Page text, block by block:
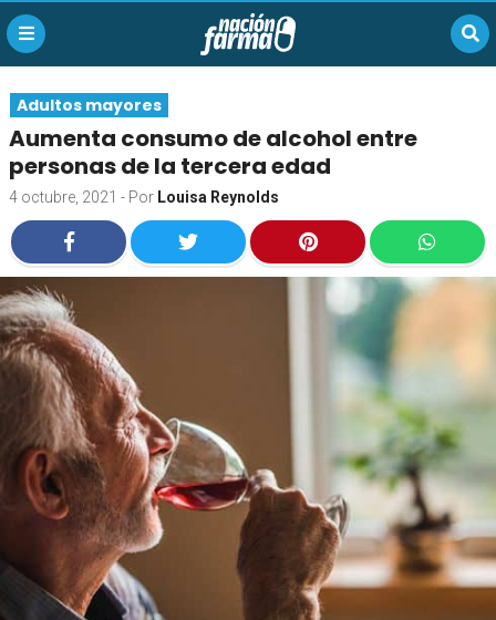
Adultos mayores
Aumenta consumo de alcohol entre
personas de la tercera edad
4 octubre, 2021 - Por Louisa Reynolds